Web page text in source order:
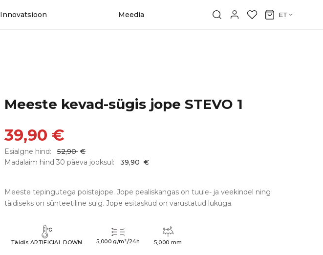
Innovatsioon Meedia ET
Meeste kevad-sügis jope STEVO 1
39,90 €
Esialgne hind: 52,90 €
Madalaim hind 30 päeva jooksul:
39,90 €
Meeste tepingutega poistejope. Jope pealiskangas on tuule- ja veekindel ning
täidiseks on sünteetiline sulg. Jope esitaskud on varustatud lukuga.
Täidis ARTIFICIAL DOWN 5,000 g/m²/24h 5,000 mm